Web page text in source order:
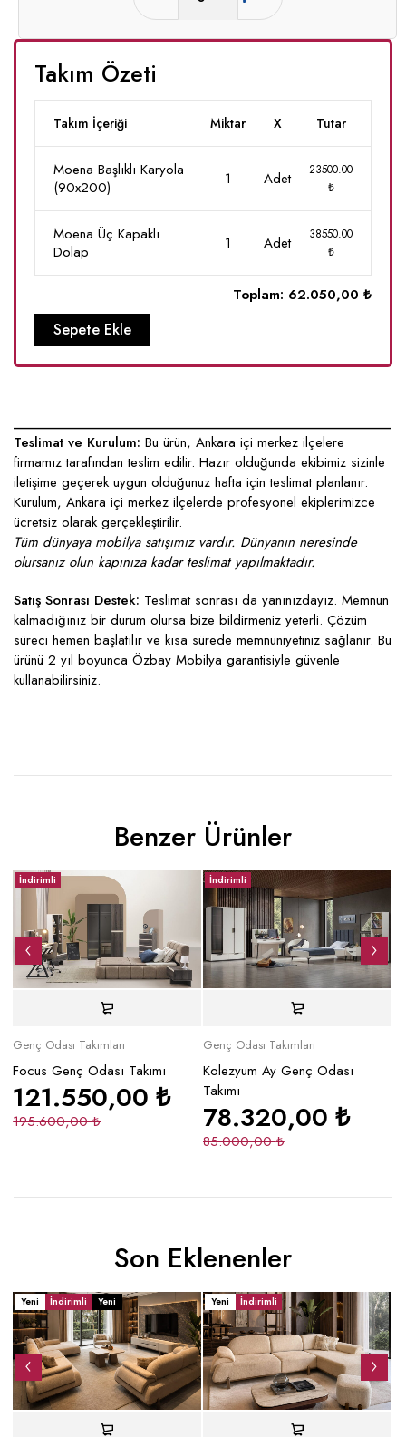
Takım Özeti
Takım İçeriği Miktar X Tutar
Moena Başlıklı Karyola
(90x200)
1 Adet
23500.00
₺
Moena Üç Kapaklı
Dolap
1 Adet
38550.00
₺
Toplam: 62.050,00 ₺
Sepete Ekle
____________________________________________________
Teslimat ve Kurulum: Bu ürün, Ankara içi merkez ilçelere
firmamız tarafından teslim edilir. Hazır olduğunda ekibimiz sizinle
iletişime geçerek uygun olduğunuz hafta için teslimat planlanır.
Kurulum, Ankara içi merkez ilçelerde profesyonel ekiplerimizce
ücretsiz olarak gerçekleştirilir.
Tüm dünyaya mobilya satışımız vardır. Dünyanın neresinde
olursanız olun kapınıza kadar teslimat yapılmaktadır.
Satış Sonrası Destek: Teslimat sonrası da yanınızdayız. Memnun
kalmadığınız bir durum olursa bize bildirmeniz yeterli. Çözüm
süreci hemen başlatılır ve kısa sürede memnuniyetiniz sağlanır. Bu
ürünü 2 yıl boyunca Özbay Mobilya garantisiyle güvenle
kullanabilirsiniz.
Benzer Ürünler
İndirimli
Genç Odası Takımları
Focus Genç Odası Takımı
195.600,00₺
121.550,00₺
İndirimli
Genç Odası Takımları
Kolezyum Ay Genç Odası
Takımı
85.000,00₺
78.320,00 ₺
Son Eklenenler
Yeni İndirimli Yeni Yeni İndirimli